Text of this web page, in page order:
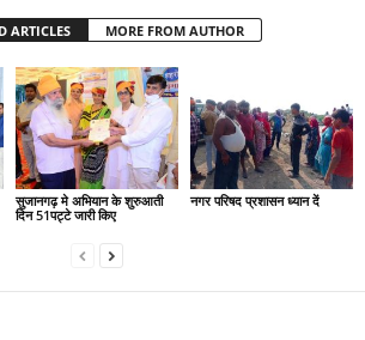
ARTICLES MORE FROM AUTHOR
सुजानगढ़ मे अभियान के शुरुआती
दिन 51पट्टे जारी किए
नगर परिषद प्रशासन ध्यान दें